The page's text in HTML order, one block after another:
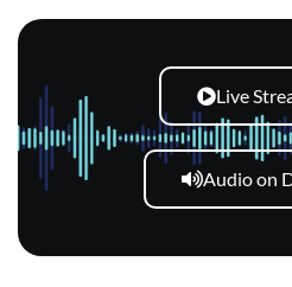
Live
Audio on